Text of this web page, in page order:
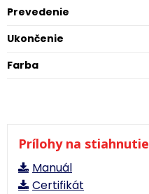
Prevedenie
Ukončenie
Farba
Prílohy na stiahnutie
Manuál
Certifikát